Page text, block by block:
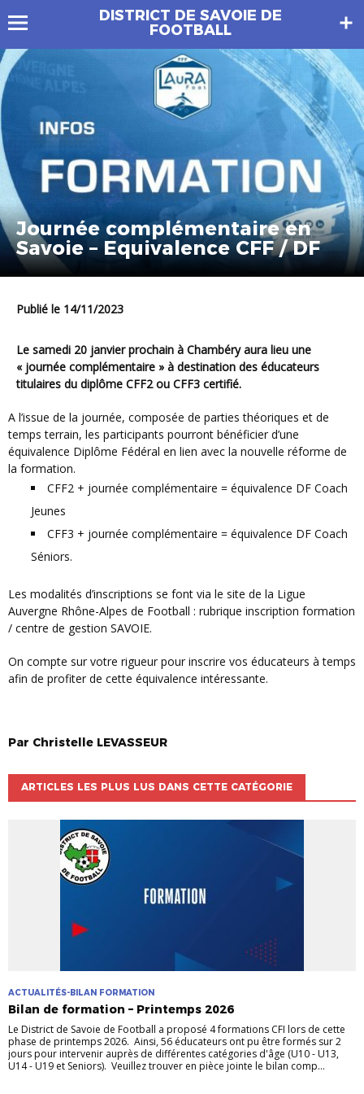
DISTRICT DE SAVOIE DE
FOOTBALL
Journée complémentaire en
Savoie – Equivalence CFF / DF
Publié le 14/11/2023
Le samedi 20 janvier prochain à Chambéry aura lieu une
« journée complémentaire » à destination des éducateurs
titulaires du diplôme CFF2 ou CFF3 certifié.
A l’issue de la journée, composée de parties théoriques et de
temps terrain, les participants pourront bénéficier d’une
équivalence Diplôme Fédéral en lien avec la nouvelle réforme de
la formation.
CFF2 + journée complémentaire = équivalence DF Coach
Jeunes
CFF3 + journée complémentaire = équivalence DF Coach
Séniors.
Les modalités d’inscriptions se font via le site de la Ligue
Auvergne Rhône-Alpes de Football : rubrique inscription formation
/ centre de gestion SAVOIE.
On compte sur votre rigueur pour inscrire vos éducateurs à temps
afin de profiter de cette équivalence intéressante.
Par Christelle LEVASSEUR
ARTICLES LES PLUS LUS DANS CETTE CATÉGORIE
ACTUALITÉS-BILAN FORMATION
Bilan de formation – Printemps 2026
Le District de Savoie de Football a proposé 4 formations CFI lors de cette
phase de printemps 2026. Ainsi, 56 éducateurs ont pu être formés sur 2
jours pour intervenir auprès de différentes catégories d'âge (U10 - U13,
U14 - U19 et Seniors). Veuillez trouver en pièce jointe le bilan comp...